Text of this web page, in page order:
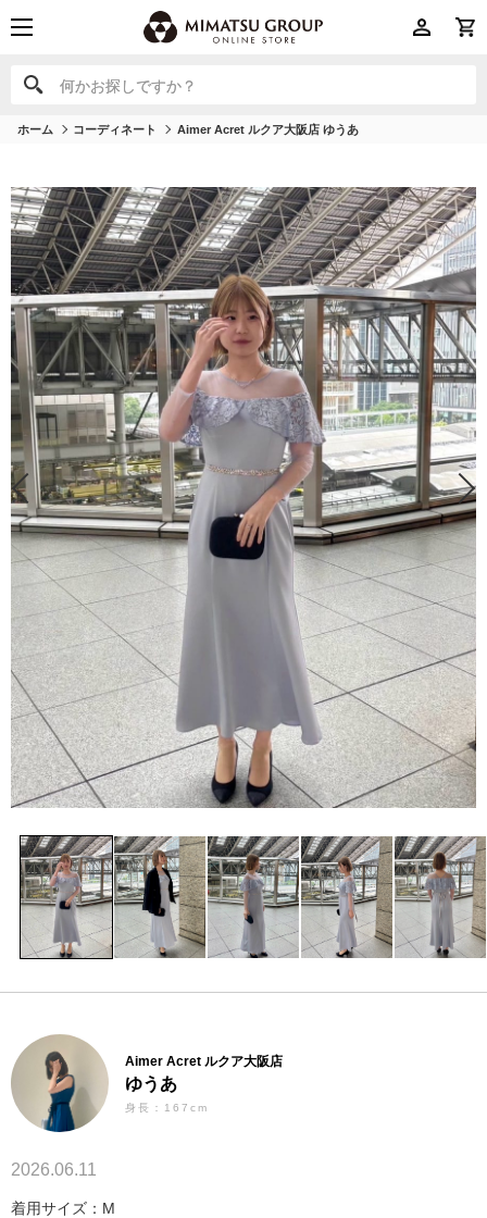
何かお探しですか？
何かお探しですか？
ホーム コーディネート Aimer Acret ルクア大阪店 ゆうあ
Aimer Acret ルクア大阪店
ゆうあ
身長：167cm
2026.06.11
着用サイズ：M